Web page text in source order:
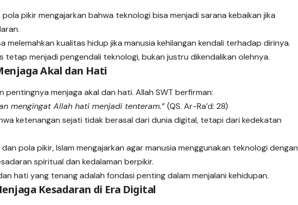
pikir mengajarkan bahwa teknologi bisa menjadi sarana kebaikan jika
melemahkan kualitas hidup jika manusia kehilangan kendali terhadap dirinya.
tetap menjadi pengendali teknologi, bukan justru dikendalikan olehnya.
Akal dan Hati
pentingnya menjaga akal dan hati. Allah SWT berfirman:
mengingat Allah hati menjadi tenteram.”(QS. Ar-Ra’d: 28)
ketenangan sejati tidak berasal dari dunia digital, tetapi dari kedekatan
pola pikir, Islam mengajarkan agar manusia menggunakan teknologi dengan
spiritual dan kedalaman berpikir.
hati yang tenang adalah fondasi penting dalam menjalani kehidupan.
Kesadaran di Era Digital